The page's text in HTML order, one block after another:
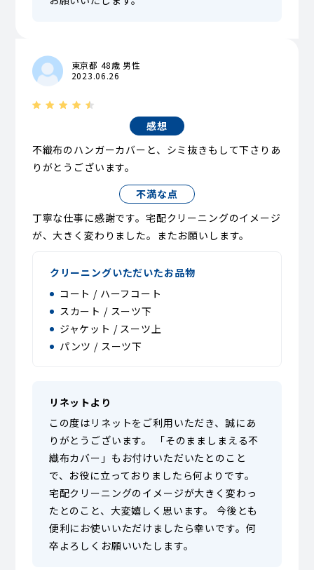
東京都 48歳 男性
2023.06.26
感想
不織布のハンガーカバーと、シミ抜きもして下さりあ
りがとうございます。
不満な点
丁寧な仕事に感謝です。宅配クリーニングのイメージ
が、大きく変わりました。またお願いします。
クリーニングいただいたお品物
コート / ハーフコート
スカート / スーツ下
ジャケット / スーツ上
パンツ / スーツ下
リネットより
この度はリネットをご利用いただき、誠にあ
りがとうございます。 「そのまましまえる不
織布カバー」もお付けいただいたとのこと
で、お役に立っておりましたら何よりです。
宅配クリーニングのイメージが大きく変わっ
たとのこと、大変嬉しく思います。 今後とも
便利にお使いいただけましたら幸いです。何
卒よろしくお願いいたします。